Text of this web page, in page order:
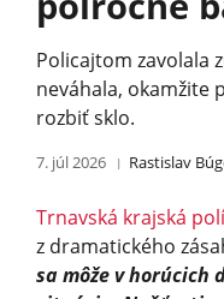
Policajtom zavolala
neváhala, okamžite
rozbiť sklo.
7. júl 2026 Rastislav
Trnavská krajská
z dramatického
sa môže v horúcich